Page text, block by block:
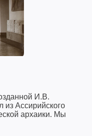
И.В.
из Ассирийского
архаики. Мы